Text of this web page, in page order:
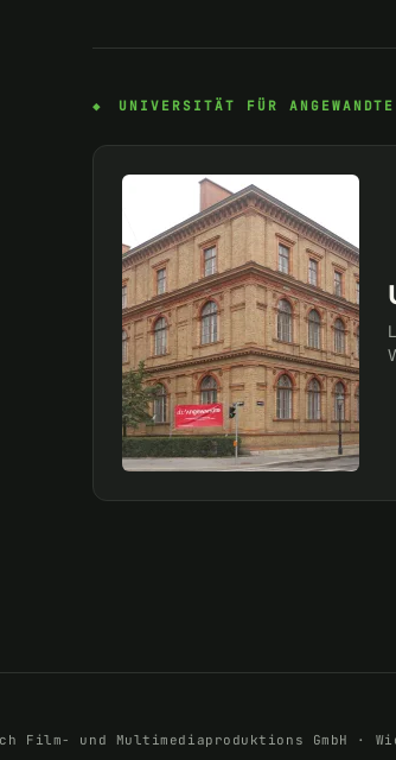
UNIVERSITÄT FÜR
Film- und Multimediaproduktions GmbH ·